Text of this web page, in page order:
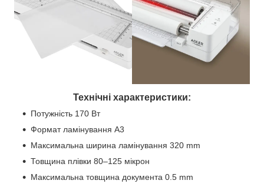
Технічні характеристики:
Потужність 170 Вт
Формат ламінування A3
Максимальна ширина ламінування 320 mm
Товщина плівки 80–125 мікрон
Максимальна товщина документа 0.5 mm